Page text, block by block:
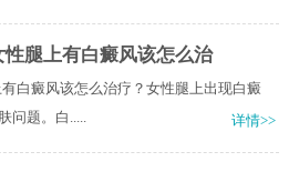
腿上有白癜风该怎么治
白癜风该怎么治疗？女性腿上出现白癜
问题。白.....
详情>>